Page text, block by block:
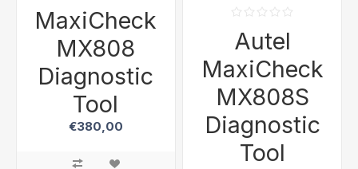
MaxiCheck
MX808
Diagnostic
Tool
€380,00
Autel
MaxiCheck
MX808S
Diagnostic
Tool